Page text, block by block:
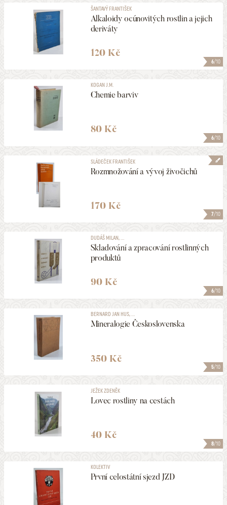
6/10
ŠANTAVÝ FRANTIŠEK
Alkaloidy ocúnovitých rostlin a jejich
deriváty
120 Kč
6/10
KOGAN J.M.
Chemie barviv
80 Kč
7/10
SLÁDEČEK FRANTIŠEK
Rozmnožování a vývoj živočichů
170 Kč
6/10
DUDÁŠ MILAN, ...
Skladování a zpracování rostlinných
produktů
90 Kč
5/10
BERNARD JAN HUS, ...
Mineralogie Československa
350 Kč
8/10
JEŽEK ZDENĚK
Lovec rostliny na cestách
40 Kč
KOLEKTIV
První celostátní sjezd JZD